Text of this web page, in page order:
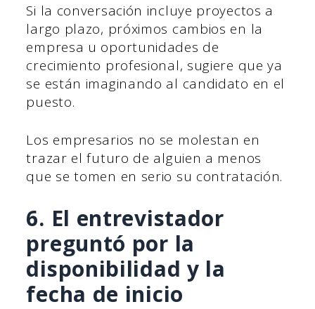
Si la conversación incluye proyectos a
largo plazo, próximos cambios en la
empresa u oportunidades de
crecimiento profesional, sugiere que ya
se están imaginando al candidato en el
puesto.
Los empresarios no se molestan en
trazar el futuro de alguien a menos
que se tomen en serio su contratación.
6. El entrevistador
preguntó por la
disponibilidad y la
fecha de inicio